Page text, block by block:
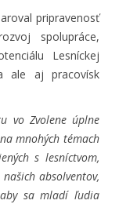
pripravenosť
spolupráce,
Lesníckej
ale aj pracovísk
vo Zvolene úplne
mnohých témach
s lesníctvom,
absolventov,
sa mladí ľudia